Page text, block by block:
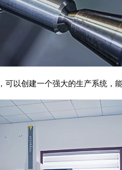
可以创建一个强大的生产系统，